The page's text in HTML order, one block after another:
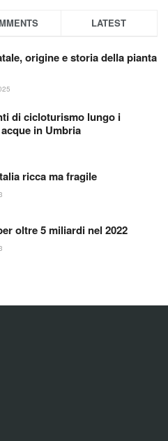
LATEST
origine e storia della pianta
di cicloturismo lungo i
in Umbria
ricca ma fragile
oltre 5 miliardi nel 2022